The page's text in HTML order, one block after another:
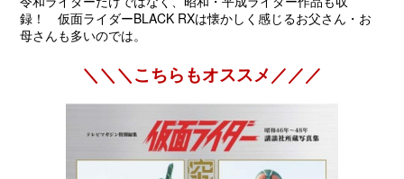
録！ 仮面ライダーBLACK RXは懐かしく感じるお父さん・お
母さんも多いのでは。
＼＼＼こちらもオススメ／／／